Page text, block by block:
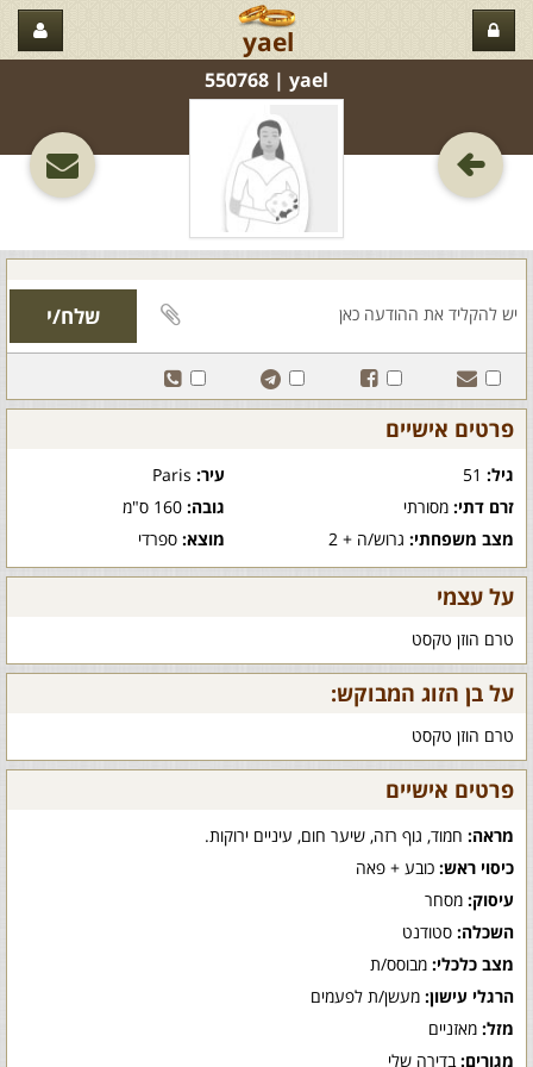
yael
yael‏ | 550768
פרטים אישיים
גיל: עיר:Paris
זרם דתי: מסורתי גובה:160 ס"מ
מצב משפחתי: גרוש/ה + 2 מוצא:ספרדי
על עצמי
טרם הוזן טקסט
על בן הזוג המבוקש:
טרם הוזן טקסט
פרטים אישיים
מראה: חמוד, גוף רזה, שיער חום, עיניים ירוקות.
כיסוי ראש: כובע + פאה
עיסוק: מסחר
השכלה: סטודנט
מצב כלכלי: מבוסס/ת
הרגלי עישון: מעשן/ת לפעמים
מזל: מאזניים
מגורים: בדירה שלי